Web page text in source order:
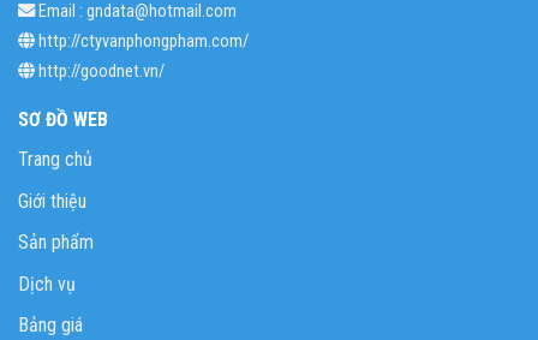
Email : gndata@hotmail.com
http://ctyvanphongpham.com/
http://goodnet.vn/
SƠ ĐỒ WEB
Trang chủ
Giới thiệu
Sản phẩm
Dịch vụ
Bảng giá